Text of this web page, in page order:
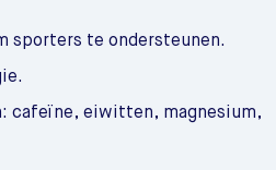
sporters te ondersteunen.
cafeïne, eiwitten, magnesium,